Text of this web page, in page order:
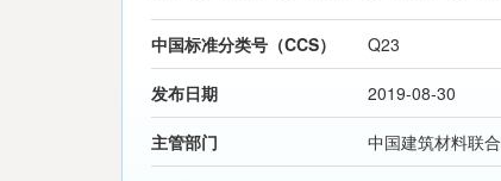
中国标准分类号（CCS） Q23
发布日期 2019-08-30
主管部门 中国建筑材料联